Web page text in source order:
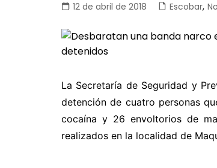
12 de abril de 2018 Escobar,
La Secretaría de Seguridad y
detención de cuatro personas
cocaína y 26 envoltorios de
realizados en la localidad de